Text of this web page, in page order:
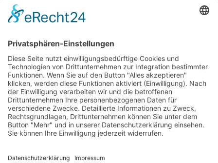
Vermietung (alles)
Hebetechnik
Sägen, Trennen
Bagger
Oberflächenbearbeitung
Heizen, Kühlen, Luft
Reinigung
Strom